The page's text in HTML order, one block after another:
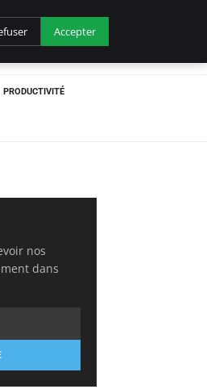
PRODUCTIVITÉ
nos
dans
Accepter